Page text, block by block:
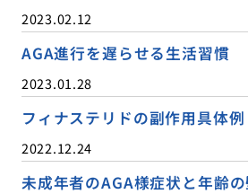
2023.02.12
AGA進行を遅らせる生活習慣
2023.01.28
フィナステリドの副作用具体
2022.12.24
未成年者のAGA様症状と年齢の